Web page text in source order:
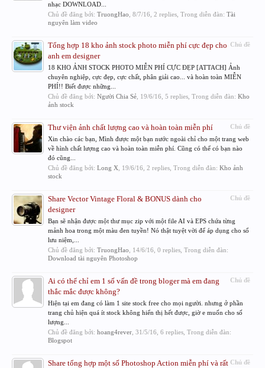
nhạc DOWNLOAD...
Chủ đề đăng bởi: TruongHao 8/7/16 , 2 replies, Trong diễn đàn: Tài
nguyên làm video
Chủ đề
Tổng hợp 18 kho ảnh stock photo miễn phí cực đẹp cho
anh em designer
18 KHO ẢNH STOCK PHOTO MIỄN PHÍ CỰC ĐẸP [ATTACH] Ảnh
chuyên nghiệp, cực đẹp, cực chất, phân giải cao... và hoàn toàn MIỄN
PHÍ!! Biết được những...
Chủ đề đăng bởi: Người Chia Sẻ 19/6/16 , 5 replies, Trong diễn đàn: Kho
ảnh stock
Chủ đề
Thư viện ảnh chất lượng cao và hoàn toàn miễn phí
Xin chào các bạn, Mình được một bạn nước ngoài chỉ cho một trang web
về hình chất lượng cao và hoàn toàn miễn phí. Cũng có thể có bạn nào
đó cũng...
Chủ đề đăng bởi: Long X 19/6/16 , 2 replies, Trong diễn đàn: Kho ảnh
stock
Chủ đề
Share Vector Vintage Floral & BONUS dành cho
designer
Bạn sẽ nhận được một thư mục zip với một file AI và EPS chứa từng
mảnh hoa trong một màu đen tuyền! Nó thật tuyệt vời để áp dụng cho sổ
lưu niệm,...
Chủ đề đăng bởi: TruongHao 14/6/16 , 0 replies, Trong diễn đàn:
Download tài nguyên Photoshop
Chủ đề
Ai có thể chỉ em 1 số vấn đề trong bloger mà em đang
thắc mắc được không?
Hiện tại em đang có làm 1 site stock free cho mọi người. nhưng ở phần
trang chủ hiện quá ít stock không hiển thị hết được, giờ e muốn cho số
lượng...
Chủ đề đăng bởi: hoang4rever 31/5/16 , 6 replies, Trong diễn đàn:
Blogspot
Chủ đề
Share tổng hợp một số Photoshop Action miễn phí và rất